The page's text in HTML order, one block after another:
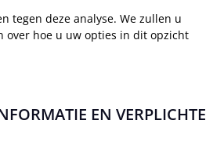
tegen deze analyse. We zullen u
over hoe u uw opties in dit opzicht
EN VERPLICHTE